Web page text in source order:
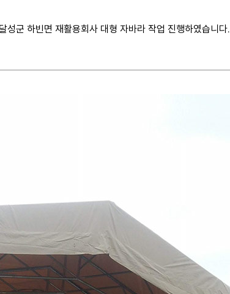
성군 하빈면 재활용회사 대형 자바라 작업 진행하였습니다.